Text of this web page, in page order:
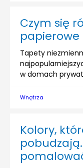
Czym się
papierowe
Tapety
w domach
Wnętrza
Kolory,